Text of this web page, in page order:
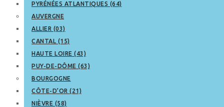
PYRÉNÉES ATLANTIQUES (64)
AUVERGNE
ALLIER (03)
CANTAL (15)
HAUTE LOIRE (43)
PUY-DE-DÔME (63)
BOURGOGNE
CÔTE-D’OR (21)
NIÈVRE (58)